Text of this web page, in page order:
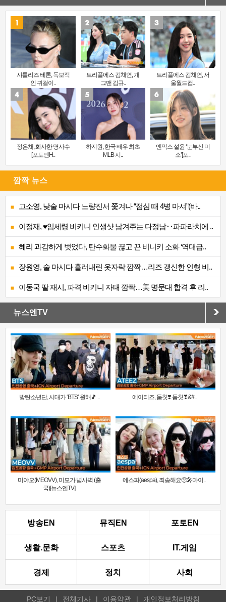
샤를리즈 테론, 독보적
인 귀걸이..
트리플에스 김채연, 개
그맨 김규..
트리플에스 김채연, 서
울월드컵..
정은채, 화사한 명사수
[포토엔H..
하지원, 한국 배우 최초
MLB 시..
엔믹스 설윤 ‘눈부신 미
소’[포..
깜짝 뉴스
고소영, 낮술 마시다 노량진서 쫓겨나 “점심 때 4병 마셔”(바..
이정재, ♥임세령 비키니 인생샷 남겨주는 다정남‥파파라치에 ..
혜리 과감하게 벗었다, 탄수화물 끊고 끈 비니키 소화 ‘역대급..
장원영, 술 마시다 흘러내린 옷자락 깜짝…리즈 갱신한 인형 비..
이동국 딸 재시, 파격 비키니 자태 깜짝…美 명문대 합격 후 리..
뉴스엔TV
방탄소년단, 시대가 ‘BTS’ 원해🎵 .. 에이티즈, 둠칫❣️ 둠칫❣&#..
미야오(MEOVV), 미모가 넘사벽 (출
국)[뉴스엔TV]
에스파(aespa), 죄송해요🥺🎤마이..
방송EN 뮤직EN 포토EN
생활.문화 스포츠 IT.게임
경제 정치 사회
PC보기 | 전체기사 | 이용약관 | 개인정보처리방침